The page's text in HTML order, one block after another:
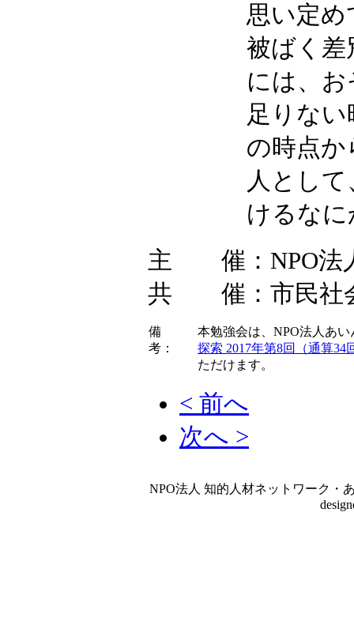
思い定
被ばく差
には、
足りな
の時点
人とし
けるな
主 催：NPO法
共 催：市民社
備
考：
本勉強会は、NPO法人あ
探索 2017年第8回（通算34
ただけます。
< 前へ
次へ >
NPO法人 知的人材ネットワーク・